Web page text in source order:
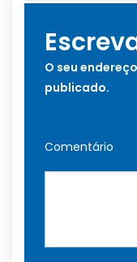
O seu
publicado.
Comentário